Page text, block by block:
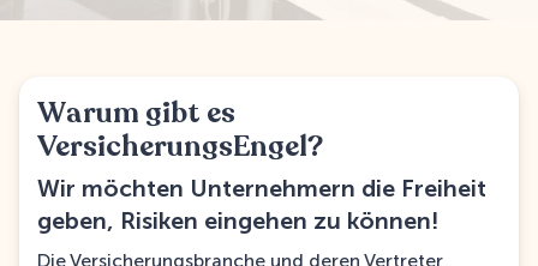
Warum gibt es
VersicherungsEngel?
Wir möchten Unternehmern die Freiheit
geben, Risiken eingehen zu können!
Die Versicherungsbranche und deren Vertreter